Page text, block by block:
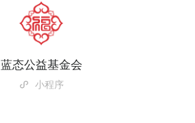
蓝态公益基金会
小程序